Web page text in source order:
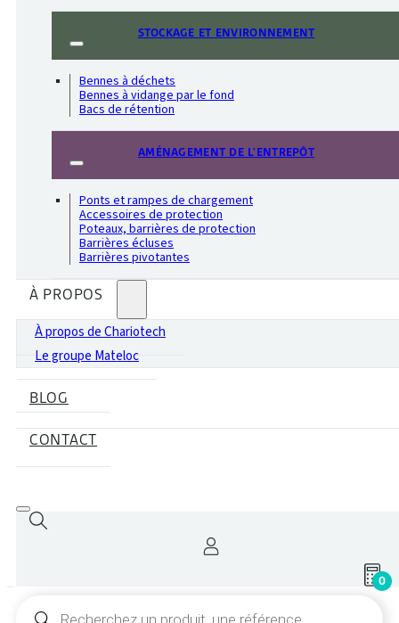
STOCKAGE ET ENVIRONNEMENT
Bennes à déchets
Bennes à vidange par le fond
Bacs de rétention
AMÉNAGEMENT DE L'ENTREPÔT
Ponts et rampes de chargement
Accessoires de protection
Poteaux, barrières de protection
Barrières écluses
Barrières pivotantes
À PROPOS
À propos de Chariotech
Le groupe Mateloc
BLOG
CONTACT
0